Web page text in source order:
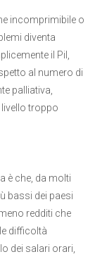
incomprimibile o
diventa
il Pil,
al numero di
palliativa,
troppo
è che, da molti
bassi dei paesi
redditi che
difficoltà
dei salari orari,